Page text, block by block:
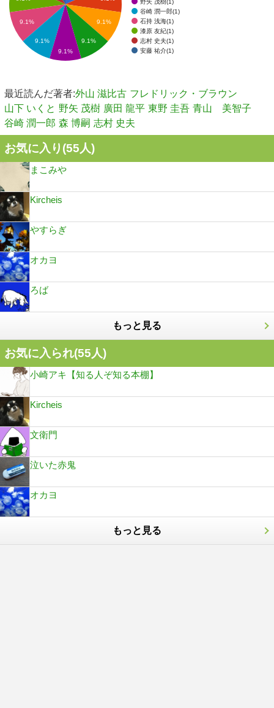
谷崎 潤一郎(1)
石持 浅海(1)
漆原 友紀(1)
志村 史夫(1)
安藤 祐介(1)
9.1%
9.1%
9.1%
9.1%
9.1%
最近読んだ著者:外山 滋比古 フレドリック・ブラウン
山下 いくと 野矢 茂樹 廣田 龍平 東野 圭吾 青山 美智子
谷崎 潤一郎 森 博嗣 志村 史夫
お気に入り(55人)
まこみや
Kircheis
やすらぎ
オカヨ
ろば
もっと見る
お気に入られ(55人)
小崎アキ【知る人ぞ知る本棚】
Kircheis
文衛門
泣いた赤鬼
オカヨ
もっと見る